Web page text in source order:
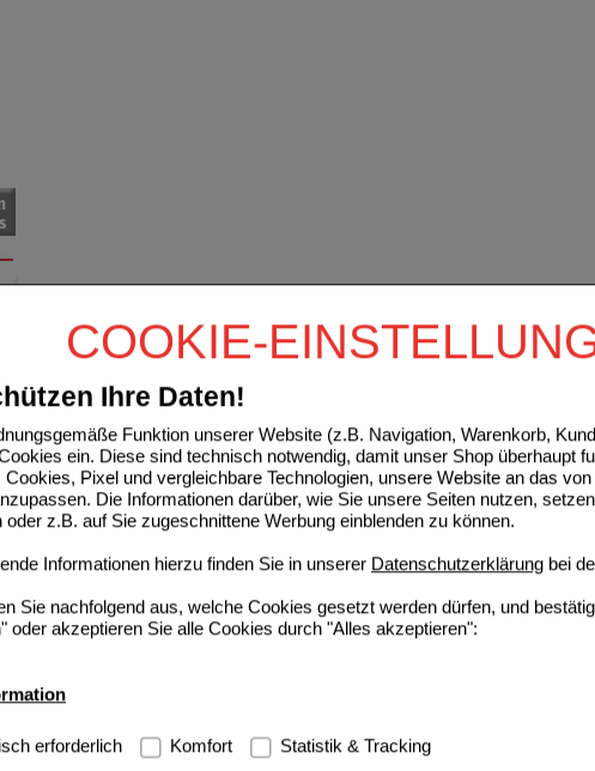
COOKIE-
Ihre Daten!
Funktion unserer Website (z.B. Navigation, Warenkorb,
ein. Diese sind technisch notwendig, damit unser Shop überhaupt
Cookies, Pixel und vergleichbare Technologien, unsere Website an das
Die Informationen darüber, wie Sie unsere Seiten nutzen,
oder z.B. auf Sie zugeschnittene Werbung einblenden zu können.
Informationen hierzu finden Sie in unserer Datenschutzerklärung bei
Sie nachfolgend aus, welche Cookies gesetzt werden dürfen, und
oder akzeptieren Sie alle Cookies durch "Alles akzeptieren":
Notwendig: Hierbei handelt es sich um Cookies, die für die
sind (z.B. Navigation, Warenkorb, Kundenkonto), weshalb auf diese nicht
erforderlich Komfort Statistik & Tracking